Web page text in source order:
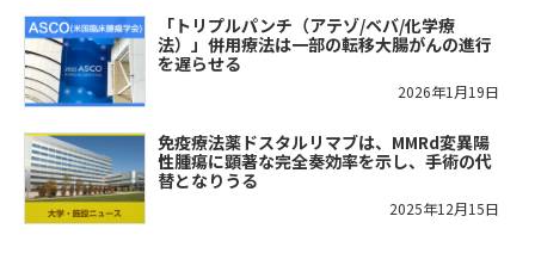
「トリプルパンチ（アテゾ/ベバ/化学療
法）」併用療法は一部の転移大腸がんの進行
を遅らせる
2026年1月19日
免疫療法薬ドスタルリマブは、MMRd変異陽
性腫瘍に顕著な完全奏効率を示し、手術の代
替となりうる
2025年12月15日